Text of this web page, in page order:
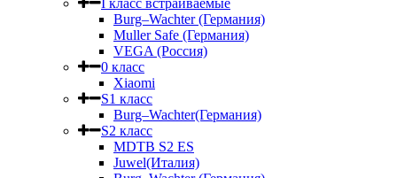
Burg–Wachter (Германия)
Muller Safe (Германия)
VEGA (Россия)
0 класс
Xiaomi
S1 класс
Burg–Wachter(Германия)
S2 класс
MDTB S2 ES
Juwel(Италия)